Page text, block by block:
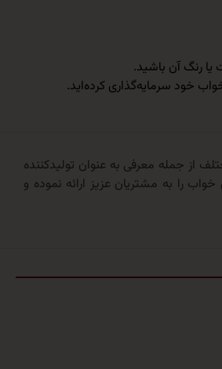
یا رنگ آن باشید.
مختلف از جمله معرفی به عنوان تولیدکننده
را به مشتریان عزیز ارائه نموده و